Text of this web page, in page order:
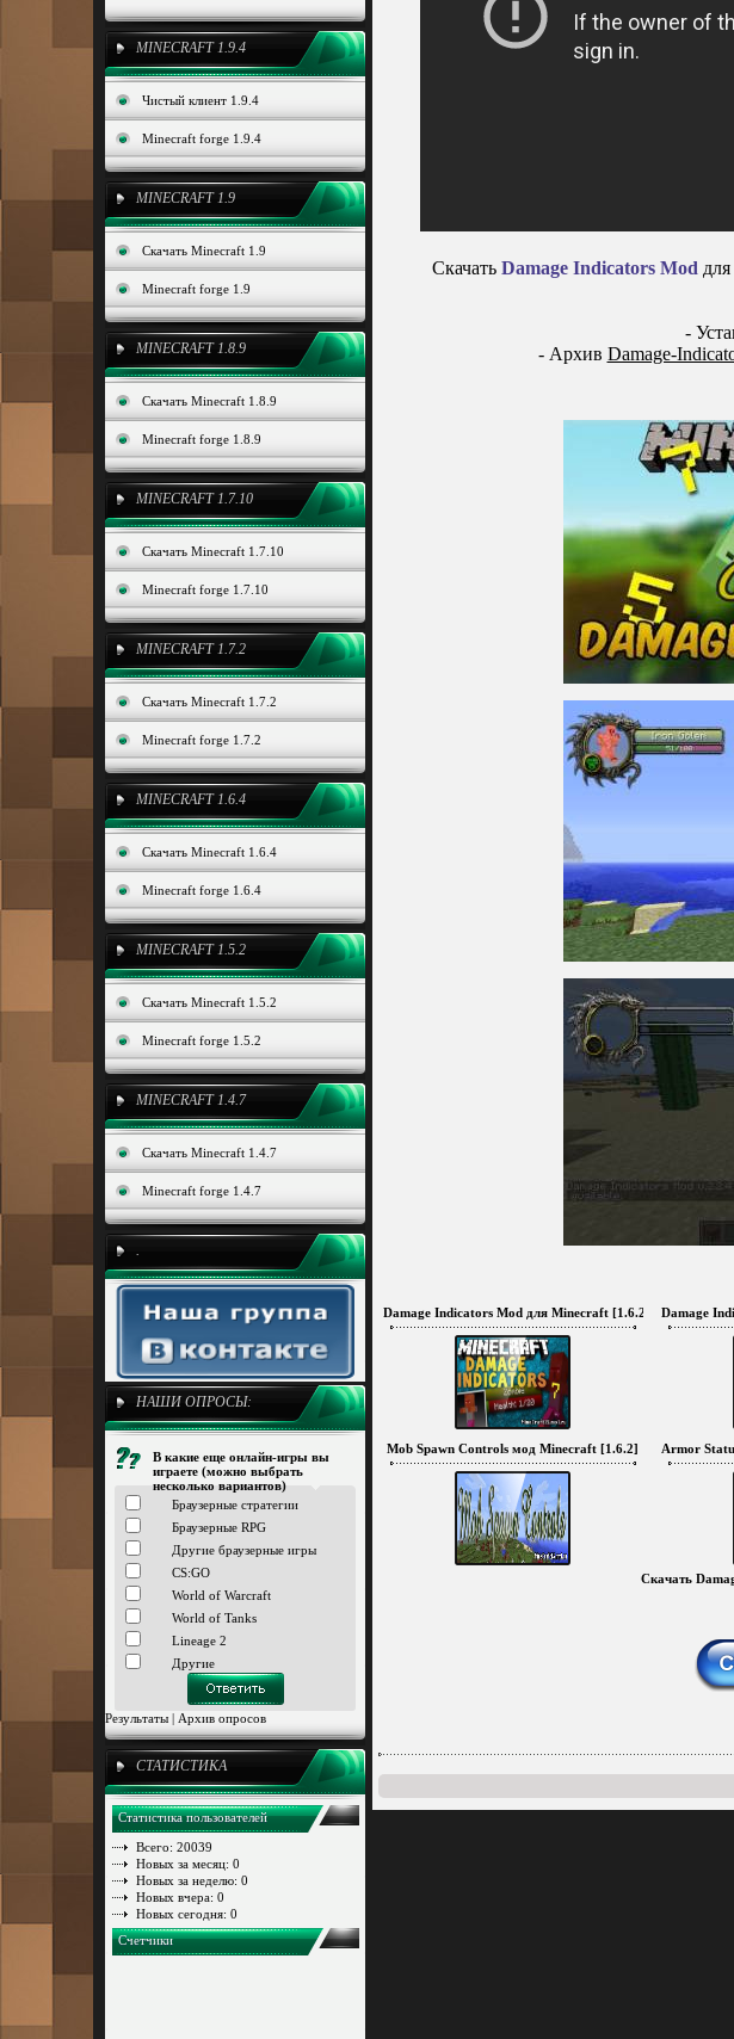
MINECRAFT 1.9.4
Чистый клиент 1.9.4
Minecraft forge 1.9.4
MINECRAFT 1.9
Скачать Minecraft 1.9
Minecraft forge 1.9
MINECRAFT 1.8.9
Скачать Minecraft 1.8.9
Minecraft forge 1.8.9
MINECRAFT 1.7.10
Скачать Minecraft 1.7.10
Minecraft forge 1.7.10
MINECRAFT 1.7.2
Скачать Minecraft 1.7.2
Minecraft forge 1.7.2
MINECRAFT 1.6.4
Скачать Minecraft 1.6.4
Minecraft forge 1.6.4
MINECRAFT 1.5.2
Скачать Minecraft 1.5.2
Minecraft forge 1.5.2
MINECRAFT 1.4.7
Скачать Minecraft 1.4.7
Minecraft forge 1.4.7
.
НАШИ ОПРОСЫ:
В какие еще онлайн-игры вы
играете (можно выбрать
несколько вариантов)
Браузерные стратегии
Браузерные RPG
Другие браузерные игры
CS:GO
World of Warcraft
World of Tanks
Lineage 2
Другие
Результаты | Архив опросов
СТАТИСТИКА
Статистика пользователей
Всего: 20039
Новых за месяц: 0
Новых за неделю: 0
Новых вчера: 0
Новых сегодня: 0
Счетчики
Скачать Damage Indicators Mod для
-
- Архив Damage-
Damage Indicators Mod для Minecraft [1.6.2] Damage
Mob Spawn Controls мод Minecraft [1.6.2] Armor
Скачать